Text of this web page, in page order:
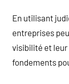
En utilisant
entreprises
visibilité et
fondements